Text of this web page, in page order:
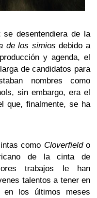
se desentendiera de la
de los simios debido a
y agenda, el
de candidatos para
nombres como
sin embargo, era el
que, finalmente, se ha
como Cloverfieldo
de la cinta de
trabajos le han
talentos a tener en
en los últimos meses